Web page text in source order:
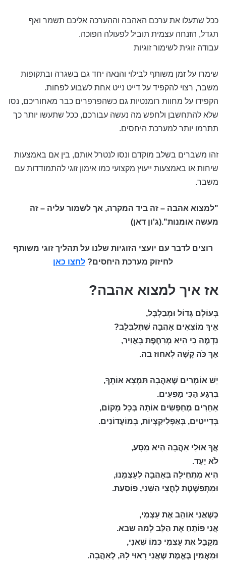
ככל שתעלו את ערכם האהבה וההערכה אליכם תשמר ואף
תגדל, הזנחה עצמית תוביל לפעולה הפוכה.
עבודה זוגית לשימור זוגיות
שימרו על זמן משותף לבילוי והנאה יחד גם בשגרה ובתקופות
משבר, רצוי להקפיד על דייט נייט אחת לשבוע לפחות.
הקפידו על מחוות רומנטיות גם כשהפרפרים כבר מאחוריכם, נסו
שלא להתחשבן ולחפש מה נעשה עבורכם, ככל שתעשו יותר כך
תתרמו יותר למערכת היחסים.
זהו משברים בשלב מוקדם ונסו לנטרל אותם, בין אם באמצעות
שיחות או באמצעות ייעוץ מקצועי כמו אימון זוגי להתמודדות עם
משבר.
"למצוא אהבה – זה ביד המקרה, אך לשמור עליה – זה
מעשה אומנות".(ג'ון דאן)
רוצים לדבר עם יועצי הזוגיות שלנו על תהליך זוגי משותף
לחיזוק מערכת היחסים? לחצו כאן
אז איך למצוא אהבה?
בְּעוֹלָם גָּדוֹל וּמְבַלְבָּל,
אֵיךְ מוֹצְאִים אַהֲבָה שֶׁתִּלְבְּלֵב?
נִדְמֶה כִּי הִיא מְרַחֶפֶת בָּאֲוִיר,
אַךְ כֹּה קָשָׁה לְאחוז בה.
יֵשׁ אוֹמְרִים שֶׁאַהֲבָה תִּמְצָא אוֹתְךָ,
בְּרֶגַע הַכִּי מַפְעִים.
אַחֵרִים מְחַפְּשִׂים אוֹתָהּ בְּכָל מָקוֹם,
בְּדֵייטִים, בְּאַפְלִיקַצְיוֹת, בְּמוֹעֲדוֹנִים.
אֲךָ אוּלַי אַהֲבָה הִיא מַסָּע,
לֹא יַעַד.
הִיא מִתְחִילָה בְּאַהֲבָה לְעַצְמֵנוּ,
וּמִתְפַּשֶּׁטֶת לְחֲצֵי הַשֵּׁנִי, פּוֹסַעַת.
כְּשֶׁאֲנִי אוֹהֵב אֶת עַצְמִי,
אֲנִי פּוֹתֵחַ אֶת הַלֵּב לְמה שבא.
מְקַבֵּל אֶת עַצְמִי כְּמוֹ שֶׁאֲנִי,
וּמַאֲמִין בֶּאֱמֶת שֶׁאֲנִי רָאוּי לָהּ, לְאַהֲבָה.